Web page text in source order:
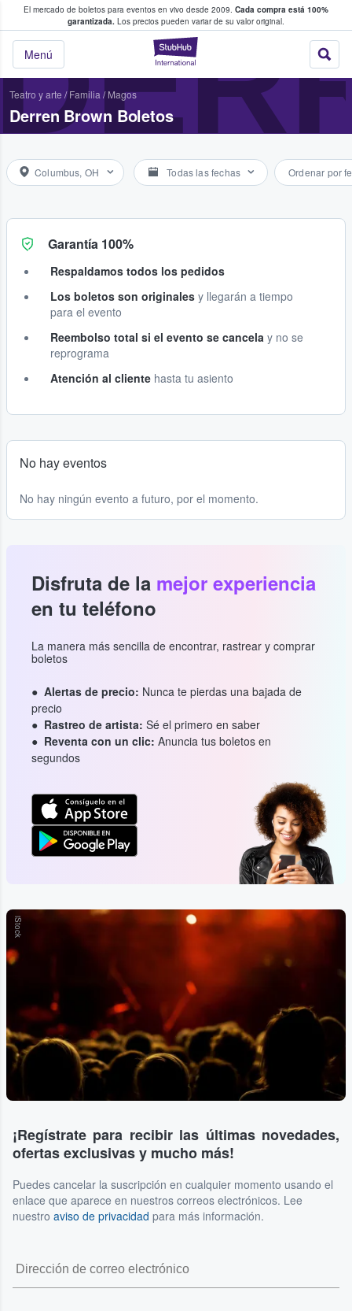
El mercado de boletos para eventos en vivo desde 2009. Cada compra está 100%
garantizada. Los precios pueden variar de su valor original.
StubHub: donde
Menú
fans compran y venden boletos
Teatro y arte / Familia / Magos
Derren Brown Boletos
Columbus, OH Todas las fechas Ordenar por
Garantía 100%
Respaldamos todos los pedidos
Los boletos son originales y llegarán a tiempo
para el evento
Reembolso total si el evento se cancela y no se
reprograma
Atención al cliente hasta tu asiento
No hay eventos
No hay ningún evento a futuro, por el momento.
Disfruta de la mejor experiencia
en tu teléfono
La manera más sencilla de encontrar, rastrear y comprar
boletos
Alertas de precio: Nunca te pierdas una bajada de
precio
Rastreo de artista: Sé el primero en saber
Reventa con un clic: Anuncia tus boletos en
segundos
iStock
¡Regístrate para recibir las últimas novedades,
ofertas exclusivas y mucho más!
Puedes cancelar la suscripción en cualquier momento usando el
enlace que aparece en nuestros correos electrónicos. Lee
nuestro aviso de privacidad para más información.